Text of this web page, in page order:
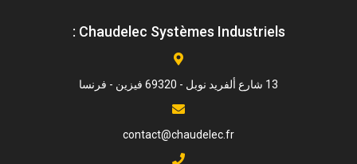
Chaudelec Systèmes Industriels :
13 شارع ألفريد نوبل - 69320 فيزين - فرنسا
contact@chaudelec.fr